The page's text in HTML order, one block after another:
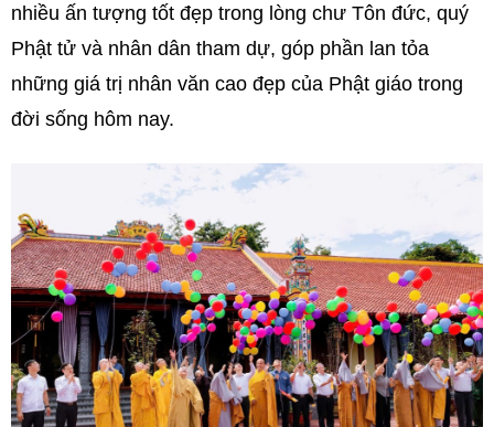
nhiều ấn tượng tốt đẹp trong lòng chư Tôn đức, quý
Phật tử và nhân dân tham dự, góp phần lan tỏa
những giá trị nhân văn cao đẹp của Phật giáo trong
đời sống hôm nay.